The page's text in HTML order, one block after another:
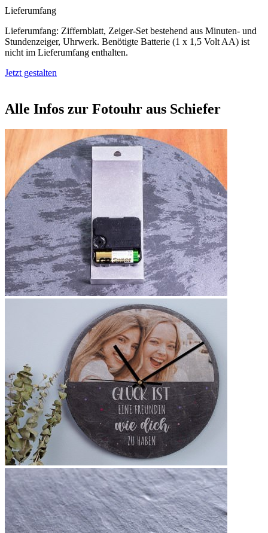
Lieferumfang
Lieferumfang: Ziffernblatt, Zeiger-Set bestehend aus Minuten- und
Stundenzeiger, Uhrwerk. Benötigte Batterie (1 x 1,5 Volt AA) ist
nicht im Lieferumfang enthalten.
Jetzt gestalten
Alle Infos zur Fotouhr aus Schiefer